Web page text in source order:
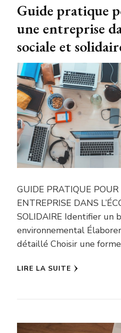
Guide pratique
une entreprise
sociale et
GUIDE PRATIQUE
ENTREPRISE DANS
SOLIDAIRE Identifier un
environnemental
détaillé Choisir une
LIRE LA SUITE